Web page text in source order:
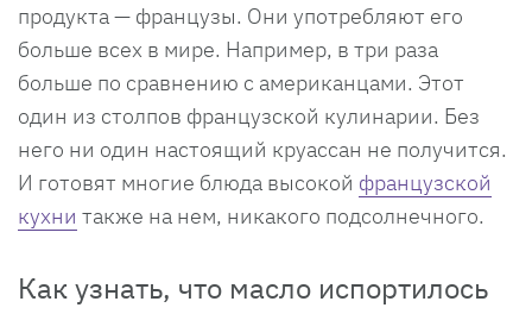
продукта — французы. Они употребляют его
больше всех в мире. Например, в три раза
больше по сравнению с американцами. Этот
один из столпов французской кулинарии. Без
него ни один настоящий круассан не получится.
И готовят многие блюда высокой французской
кухни также на нем, никакого подсолнечного.
Как узнать, что масло испортилось